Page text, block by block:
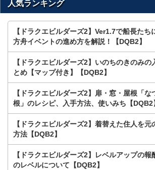
人気ランキング
【ドラクエビルダーズ2】Ver1.7で船長たち
方舟イベントの進め方を解説！【DQB2】
【ドラクエビルダーズ2】いのちのきのみの
とめ【マップ付き】【DQB2】
【ドラクエビルダーズ2】扉・窓・屋根「な
根」のレシピ、入手方法、使いみち【DQB2
【ドラクエビルダーズ2】着替えた住人を元
方法【DQB2】
【ドラクエビルダーズ2】レベルアップの報
のレベルについて【DQB2】